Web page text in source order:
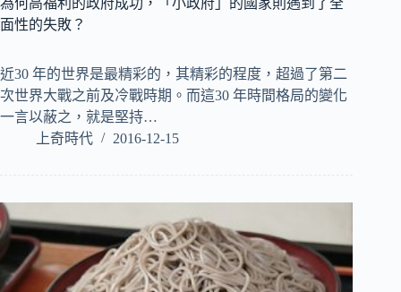
為何高福利的政府成功，「小政府」的國家則遇到了全
面性的失敗？
近30 年的世界是最精彩的，其精彩的程度，超過了第二
次世界大戰之前及冷戰時期。而這30 年時間格局的變化
一言以蔽之，就是堅持…
上奇時代
2016-12-15